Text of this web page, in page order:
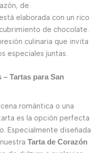
de
elaborada con un rico
de chocolate.
culinaria que invita
especiales juntas.
– Tartas para San
romántica o una
es la opción perfecta
Especialmente diseñada
Tarta de Corazón